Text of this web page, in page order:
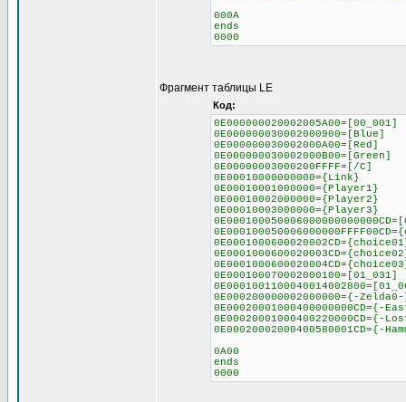
000A
ends
0000
Фрагмент таблицы LE
Код:
0E000000020002005A00=[00_001]
0E000000030002000900=[Blue]
0E000000030002000A00=[Red]
0E000000030002000B00=[Green]
0E00000003000200FFFF=[/C]
0E00010000000000={Link}
0E00010001000000={Player1}
0E00010002000000={Player2}
0E00010003000000={Player3}
0E000100070002000100=[01_031]
0E000200000002000000={-
0E00020001000400000000CD={-
0E00020001000400220000CD={-
0E00020002000400580001CD={-
0A00
ends
0000